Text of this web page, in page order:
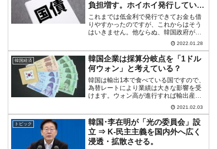
負担増す。ホイホイ発行している
と……
これまでは低金利で発行できてお金も借
りやすかったのですが、これからはそう
はいきません。他ならぬ、韓国政府が発
行する国債の金利の件です。これから発
行する国債は政府にとって金利負担が大
きくなるのです。忘れてはいけないの
は、既発行の国債をロールオ...
2022.01.28
韓国経済
韓国企業は採算分岐点を「1ドル
何ウォン」と考えている？
韓国は輸出1本で食べている国ですので、
為替レートにより業績は大きな影響を受
けます。ウォン高が進行すれば輸出産業
は深刻な打撃を受けます。1ドルもらって
1,200ウォンになるのと1,000ウォンにな
るのでは「200ウォン（1.7％）」も違い
ます...
2021.02.03
トピック
韓国･李在明が「光の委員会」設
立 ⇒ K-民主主義を国内外へ広く
浸透・拡散させる。